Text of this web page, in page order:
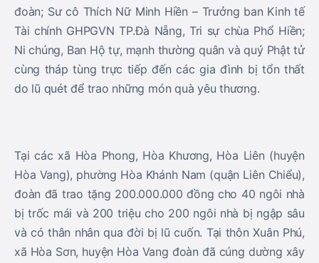
đoàn; Sư cô Thích Nữ Minh Hiền – Trưởng ban Kinh tế
Tài chính GHPGVN TP.Đà Nẵng, Tri sự chùa Phổ Hiền;
Ni chúng, Ban Hộ tự, mạnh thường quân và quý Phật tử
cùng tháp tùng trực tiếp đến các gia đình bị tổn thất
do lũ quét để trao những món quà yêu thương.
Tại các xã Hòa Phong, Hòa Khương, Hòa Liên (huyện
Hòa Vang), phường Hòa Khánh Nam (quận Liên Chiểu),
đoàn đã trao tặng 200.000.000 đồng cho 40 ngôi nhà
bị trốc mái và 200 triệu cho 200 ngôi nhà bị ngập sâu
và có thân nhân qua đời bị lũ cuốn. Tại thôn Xuân Phú,
xã Hòa Sơn, huyện Hòa Vang đoàn đã cúng dường xây